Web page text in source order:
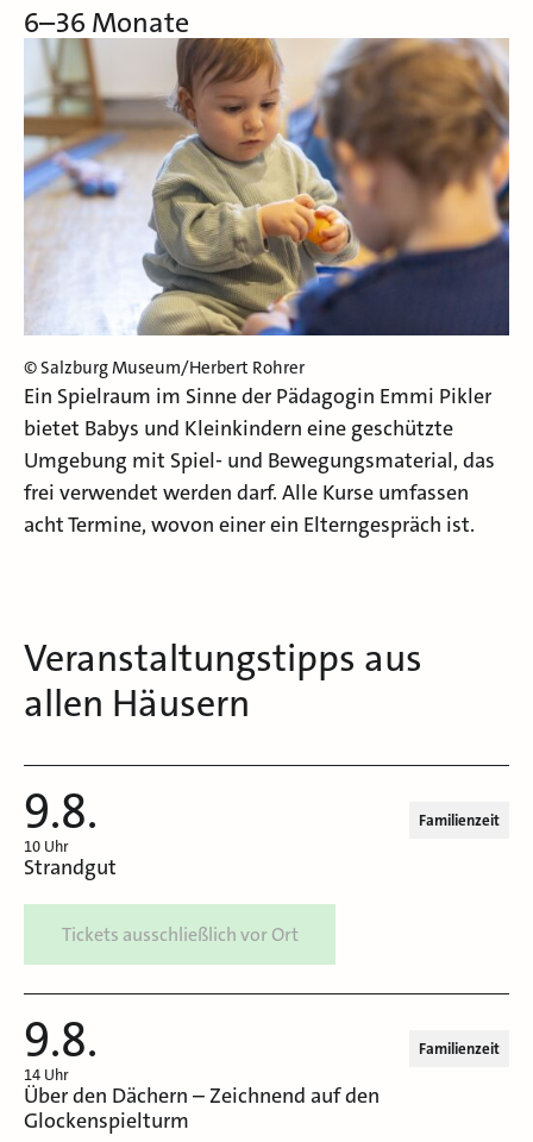
6–36 Monate
© Salzburg Museum/Herbert Rohrer
Ein Spielraum im Sinne der Pädagogin Emmi Pikler
bietet Babys und Kleinkindern eine geschützte
Umgebung mit Spiel- und Bewegungsmaterial, das
frei verwendet werden darf. Alle Kurse umfassen
acht Termine, wovon einer ein Elterngespräch ist.
Veranstaltungstipps aus
allen Häusern
9.8.
10 Uhr
Familienzeit
Strandgut
Tickets ausschließlich vor Ort
9.8.
14 Uhr
Familienzeit
Über den Dächern – Zeichnend auf den
Glockenspielturm